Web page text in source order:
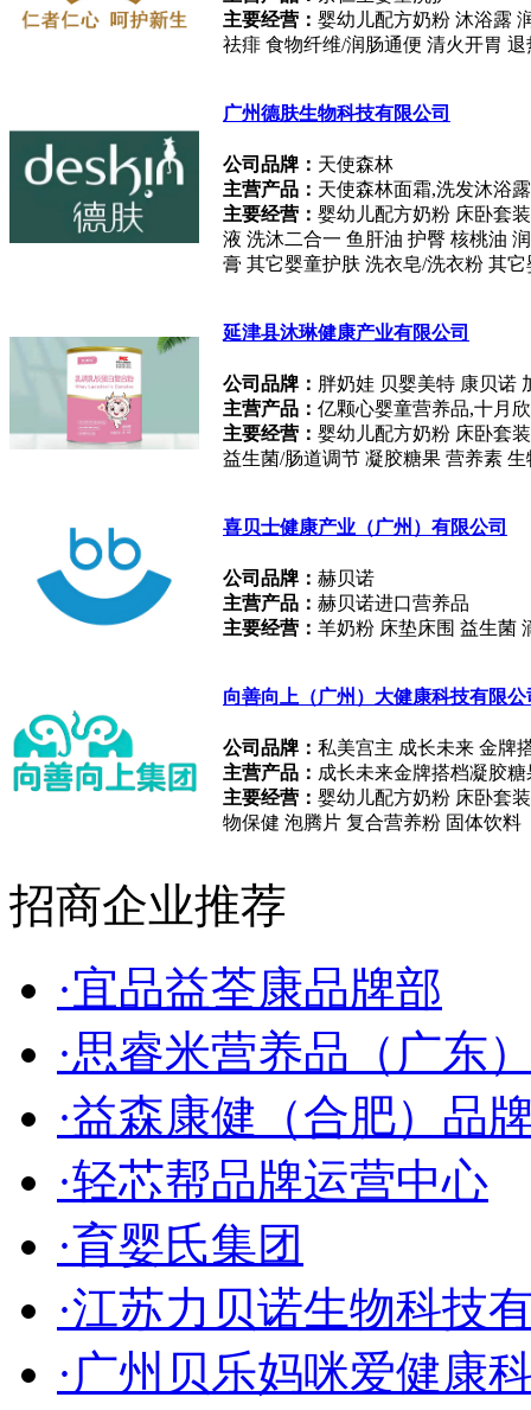
主要经营： 婴幼儿配方奶粉 沐浴露
祛痱 食物纤维/润肠通便 清火开胃
广州德肤生物科技有限公司
公司品牌： 天使森林
主营产品： 天使森林面霜,洗发沐浴
主要经营： 婴幼儿配方奶粉 床卧套
液 洗沐二合一 鱼肝油 护臀 核桃油
膏 其它婴童护肤 洗衣皂/洗衣粉 其
延津县沐琳健康产业有限公司
公司品牌： 胖奶娃 贝婴美特 康贝诺
主营产品： 亿颗心婴童营养品,十月
主要经营： 婴幼儿配方奶粉 床卧套
益生菌/肠道调节 凝胶糖果 营养素
喜贝士健康产业（广州）有限公司
公司品牌： 赫贝诺
主营产品： 赫贝诺进口营养品
主要经营： 羊奶粉 床垫床围 益生菌
向善向上（广州）大健康科技有限公
公司品牌： 私美宫主 成长未来 金牌
主营产品： 成长未来金牌搭档凝胶
主要经营： 婴幼儿配方奶粉 床卧套
物保健 泡腾片 复合营养粉 固体饮料
招商企业推荐
·宜品益荃康品牌部
·思睿米营养品（广东
·益森康健（合肥）品
·轻芯帮品牌运营中心
·育婴氏集团
·江苏力贝诺生物科技
·广州贝乐妈咪爱健康